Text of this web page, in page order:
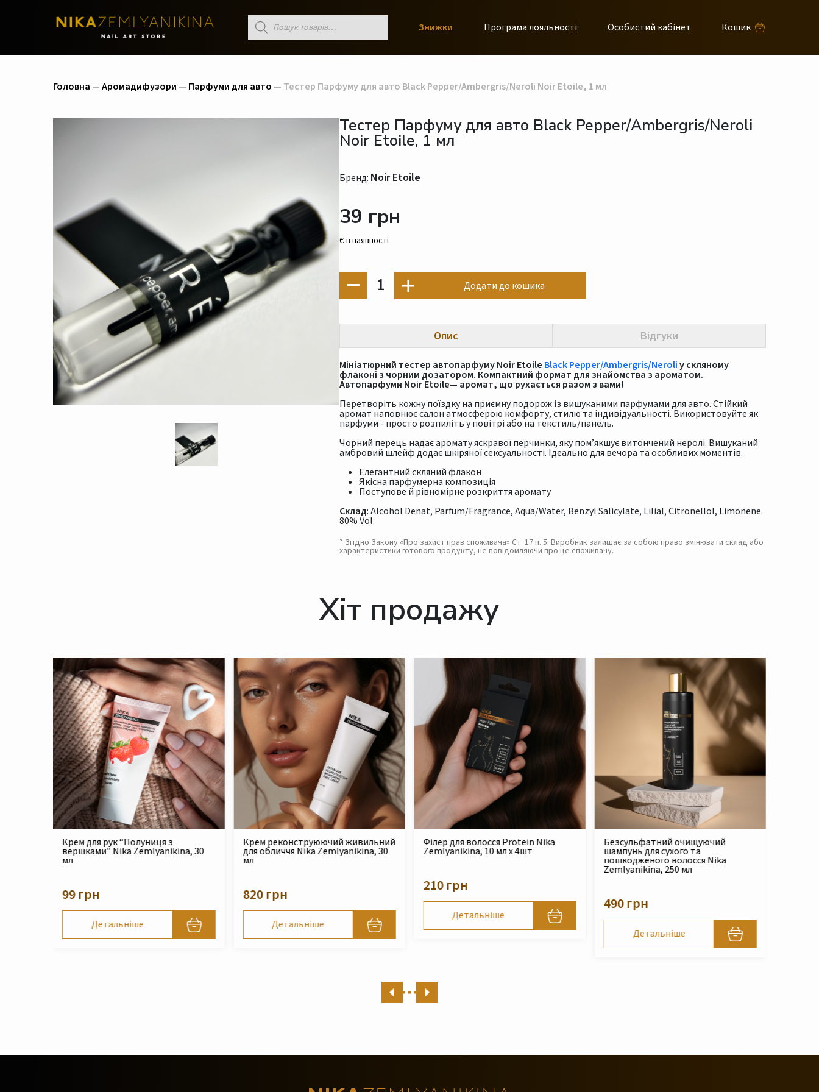
Пошук
товарів Знижки Програма лояльності Особистий кабінет Кошик
Головна —Аромадифузори — Парфуми для авто — Тестер Парфуму для авто Black Pepper/Ambergris/Neroli Noir Etoile, 1 мл
Тестер Парфуму для авто Black Pepper/Ambergris/Neroli
Noir Etoile, 1 мл
Бренд: Noir Etoile
39 грн
Є в наявності
1 Додати до кошика
Опис Відгуки
Мініатюрний тестер автопарфуму Noir Etoile Black Pepper/Ambergris/Neroliу скляному
флаконі з чорним дозатором. Компактний формат для знайомства з ароматом.
Автопарфуми Noir Etoile— аромат, що рухається разом з вами!
Перетворіть кожну поїздку на приємну подорож із вишуканими парфумами для авто. Стійкий
аромат наповнює салон атмосферою комфорту, стилю та індивідуальності. Використовуйте як
парфуми - просто розпиліть у повітрі або на текстиль/панель.
Чорний перець надає аромату яскравої перчинки, яку пом’якшує витончений неролі. Вишуканий
амбровий шлейф додає шкіряної сексуальності. Ідеально для вечора та особливих моментів.
Елегантний скляний флакон
Якісна парфумерна композиція
Поступове й рівномірне розкриття аромату
Склад: Alcohol Denat, Parfum/Fragrance, Aqua/Water, Benzyl Salicylate, Lilial, Citronellol, Limonene.
80% Vol.
* Згідно Закону «Про захист прав споживача» Ст. 17 п. 5: Виробник залишає за собою право змінювати склад або
характеристики готового продукту, не повідомляючи про це споживачу.
Хіт продажу
Zemlyanikina, 30
Крем реконструюючий живильний
для обличчя Nika Zemlyanikina, 30
Детальніше
Філер для волосся Protein Nika
Zemlyanikina, 10 мл x 4шт
Детальніше
Безсульфатний очищуючий
шампунь для сухого та
пошкодженого волосся Nika
490 грн
Детальніше
Ремувер для кутикули Cuticle
Fighter Nika Zemlyanikina, 30 мл